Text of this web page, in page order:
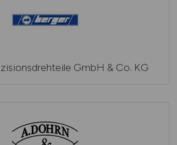
GmbH & Co. KG